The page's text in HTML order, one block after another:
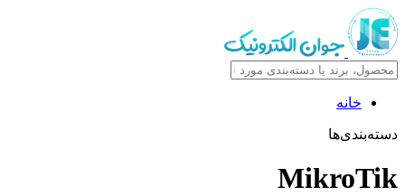
خانه
دسته‌بندی‌ها
MikroTik